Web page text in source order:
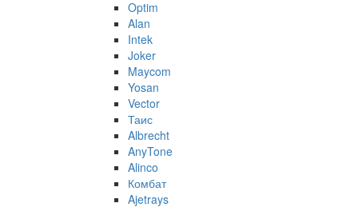
Optim
Alan
Intek
Joker
Maycom
Yosan
Vector
Таис
Albrecht
AnyTone
Alinco
Комбат
Ajetrays